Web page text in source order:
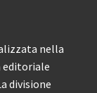
nella
editoriale
divisione